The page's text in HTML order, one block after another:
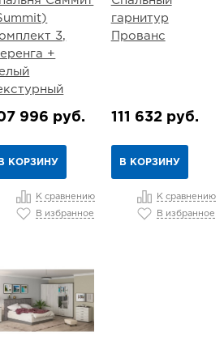
3,
+
996 руб.
В КОРЗИНУ
К сравнению
В избранное
гарнитур
Прованс
111 632 руб.
В КОРЗИНУ
К сравнению
В избранное